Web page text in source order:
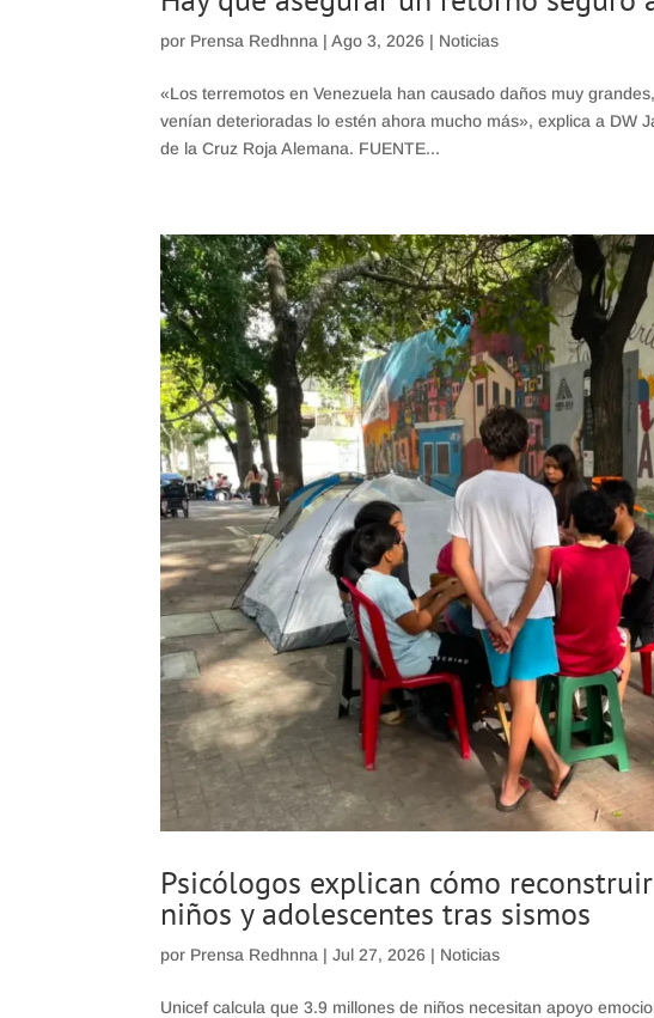
por Prensa Redhnna |Ago 3, 2026 | Noticias
«Los terremotos en Venezuela han causado daños muy
venían deterioradas lo estén ahora mucho más», explica a DW
de la Cruz Roja Alemana. FUENTE...
Psicólogos explican cómo
niños y adolescentes tras sismos
por Prensa Redhnna |Jul 27, 2026 | Noticias
Unicef calcula que 3.9 millones de niños necesitan apoyo